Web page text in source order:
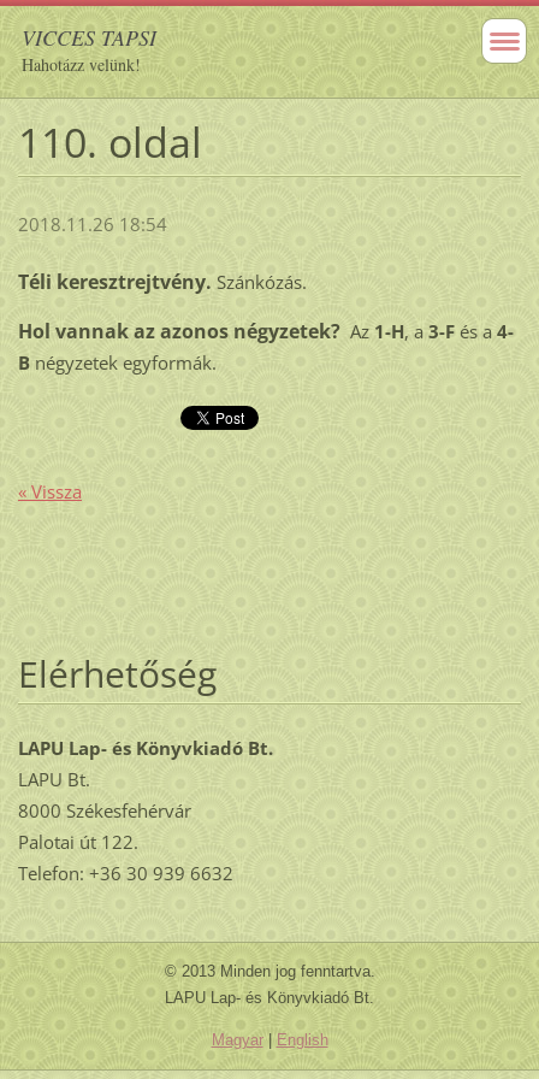
VICCES TAPSI
Hahotázz velünk!
110. oldal
2018.11.26 18:54
Téli keresztrejtvény. Szánkózás.
Hol vannak az azonos négyzetek? Az 1-H, a3-Fés a4-
Bnégyzetek egyformák.
« Vissza
Elérhetőség
LAPU Lap- és Könyvkiadó Bt.
LAPU Bt.
8000 Székesfehérvár
Palotai út 122.
Telefon: +36 30 939 6632
© 2013 Minden jog fenntartva.
LAPU Lap- és Könyvkiadó Bt.
Magyar| English